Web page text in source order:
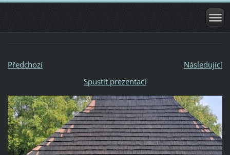
Předchozí
Následující
Spustit prezentaci